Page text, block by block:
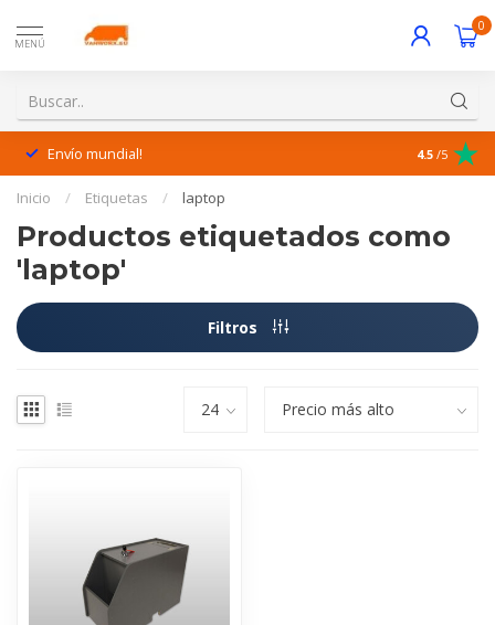
MENÚ
0
Envío mundial! ¡Excelente
4.5 /5
Inicio / Etiquetas / laptop
Productos etiquetados como
'laptop'
Filtros